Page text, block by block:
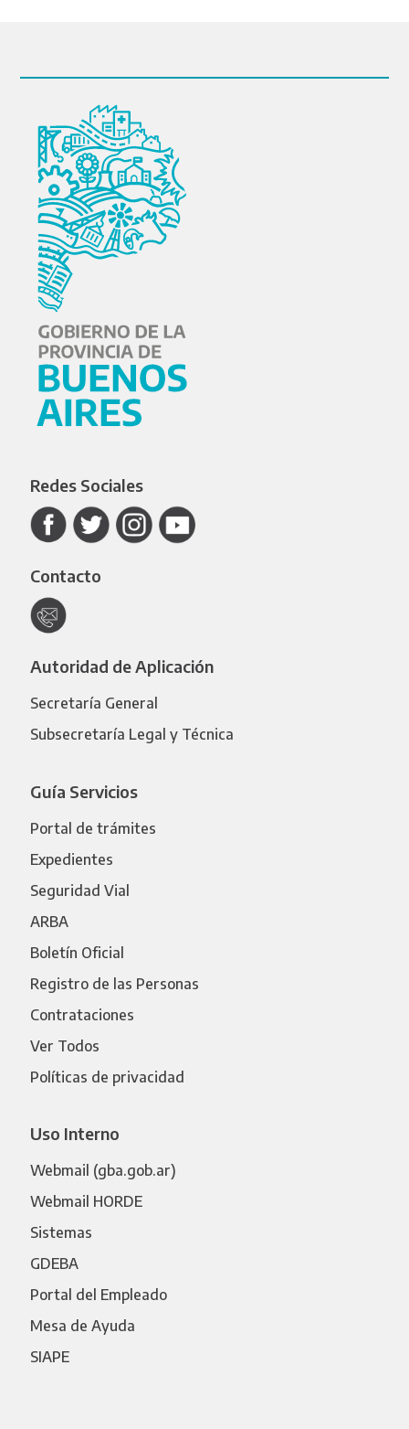
Redes Sociales
Contacto
Autoridad de Aplicación
Secretaría General
Subsecretaría Legal y Técnica
Guía Servicios
Portal de trámites
Expedientes
Seguridad Vial
ARBA
Boletín Oficial
Registro de las Personas
Contrataciones
Ver Todos
Políticas de privacidad
Uso Interno
Webmail (gba.gob.ar)
Webmail HORDE
Sistemas
GDEBA
Portal del Empleado
Mesa de Ayuda
SIAPE